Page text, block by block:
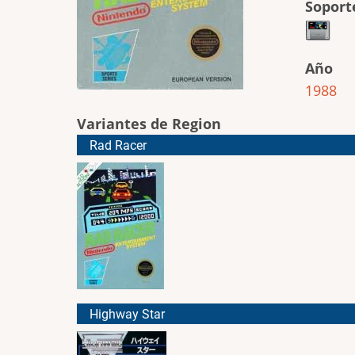
Año
1988
Variantes de Region
Rad Racer
Highway Star